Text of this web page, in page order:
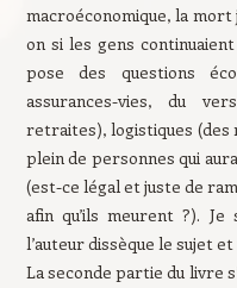
macroéconomique, la
on si les gens
pose des questions
assurances-vies, du
retraites), logistiques (des
plein de personnes qui
(est-ce légal et juste de
afin qu’ils meurent ?).
l’auteur dissèque le sujet
La seconde partie du livre